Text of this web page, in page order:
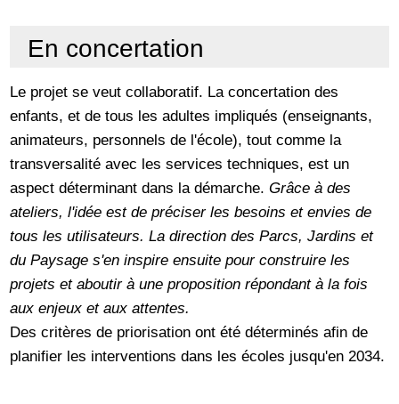
En concertation
Le projet se veut collaboratif. La concertation des
enfants, et de tous les adultes impliqués (enseignants,
animateurs, personnels de l'école), tout comme la
transversalité avec les services techniques, est un
aspect déterminant dans la démarche. Grâce à des
ateliers, l'idée est de préciser les besoins et envies de
tous les utilisateurs. La direction des Parcs, Jardins et
du Paysage s'en inspire ensuite pour construire les
projets et aboutir à une proposition répondant à la fois
aux enjeux et aux attentes.
Des critères de priorisation ont été déterminés afin de
planifier les interventions dans les écoles jusqu'en 2034.